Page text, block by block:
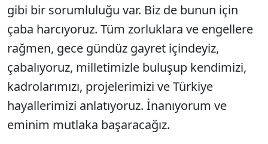
gibi bir sorumluluğu var. Biz de bunun için
çaba harcıyoruz. Tüm zorluklara ve engellere
rağmen, gece gündüz gayret içindeyiz,
çabalıyoruz, milletimizle buluşup kendimizi,
kadrolarımızı, projelerimizi ve Türkiye
hayallerimizi anlatıyoruz. İnanıyorum ve
eminim mutlaka başaracağız.